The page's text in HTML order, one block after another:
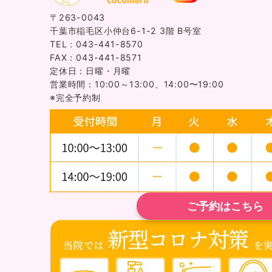
〒263-0043
千葉市稲毛区小仲台6-1-2 3階 B号室
TEL：043-441-8570
FAX：043-441-8571
定休日：日曜・月曜
営業時間：10:00～13:00、14:00〜19:00
※完全予約制
ご予約はこちら